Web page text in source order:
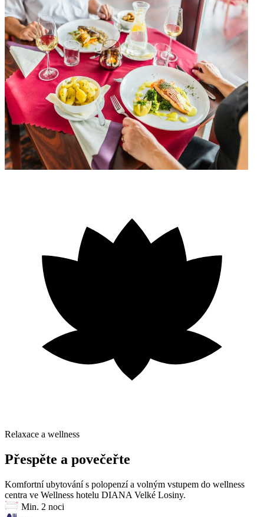
Relaxace a wellness
Přespěte a povečeřte
Komfortní ubytování s polopenzí a volným vstupem do wellness
centra ve Wellness hotelu DIANA Velké Losiny.
Min. 2 noci